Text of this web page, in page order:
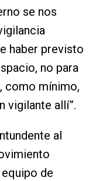
se nos
haber previsto
no para
como mínimo,
vigilante allí”.
al
de